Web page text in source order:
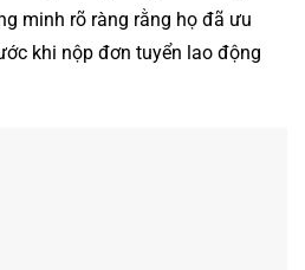
minh rõ ràng rằng họ đã ưu
khi nộp đơn tuyển lao động